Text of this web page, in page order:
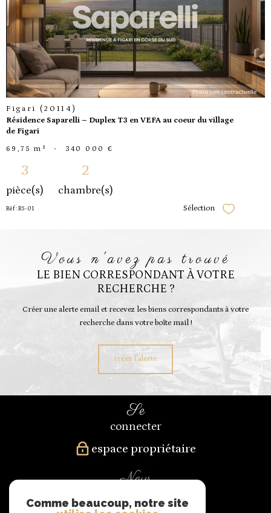
voir le
bien
Figari (20114)
Résidence Saparelli – Duplex T3 en VEFA au coeur du village
de Figari
69,75 m² - 340 000 €
3
pièce(s)
2
chambre(s)
Réf : B5-01 Sélection Sélectionner
vous n'avez pas trouvé
LE BIEN CORRESPONDANT À VOTRE
RECHERCHE ?
Créer une alerte email et recevez les biens correspondants à votre
recherche dans votre boîte mail !
créer l'alerte
se
connecter
espace propriétaire
nous
Comme beaucoup, notre site